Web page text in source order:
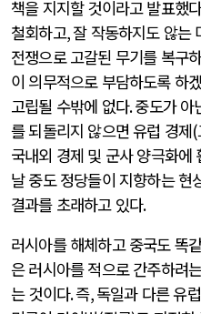
책을 지지할 것이라고 발표했
철회하고,잘 작동하지도 않는
전쟁으로 고갈된 무기를 복구
이 의무적으로 부담하도록 하
고립될 수밖에 없다.중도가 아
를 되돌리지 않으면 유럽 경제(
국내외 경제 및 군사 양극화에
날 중도 정당들이 지향하는 현
결과를 초래하고 있다.
러시아를 해체하고 중국도 똑
은 러시아를 적으로 간주하려
는 것이다.즉,독일과 다른 유